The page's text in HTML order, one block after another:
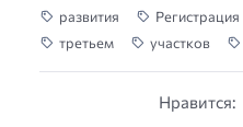
развития
Регистрация
третьем
участков
Нравится: